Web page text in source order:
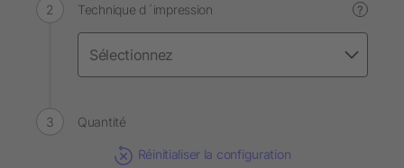
Technique d´impression ?
Quantité
Réinitialiser la configuration